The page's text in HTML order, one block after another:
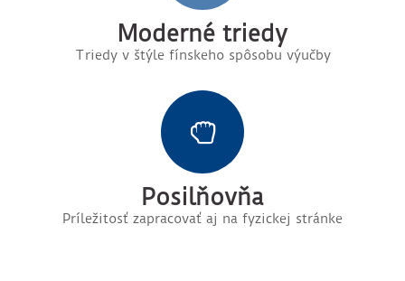
Moderné triedy
Triedy v štýle fínskeho spôsobu výučby
Posilňovňa
Príležitosť zapracovať aj na fyzickej stránke